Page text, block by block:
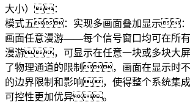
大小）：
模式五：实现多画面叠加显示：
画面任意漫游——每个信号窗口均可在所
漫游，可显示在任意一块或多块
了物理通道的限制，画面在显示时不
的边界限制和影响，使得整个系统
可控性更加优异。